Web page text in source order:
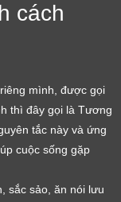
cách
mình, được gọi
thì đây gọi là Tương
tắc này và ứng
cuộc sống gặp
sắc sảo, ăn nói lưu